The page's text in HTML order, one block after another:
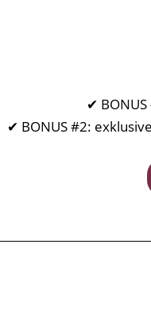
✔
✔ BONUS #2: